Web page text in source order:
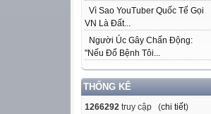
Vì Sao YouTuber Quốc Tế Gọi
VN Là Đất...
Người Úc Gây Chấn Động:
"Nếu Đổ Bệnh Tôi...
THỐNG KÊ
1266292 truy cập (chi tiết)